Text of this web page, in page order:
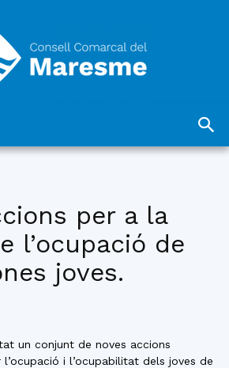
Comarcal
del
Maresme
per a la
l’ocupació de
joves.
un conjunt de noves accions
i l’ocupabilitat dels joves de